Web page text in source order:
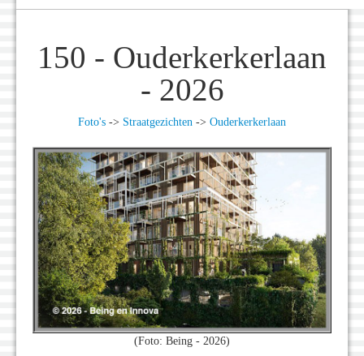
150 - Ouderkerkerlaan
- 2026
Foto's -> Straatgezichten -> Ouderkerkerlaan
(Foto: Being - 2026)